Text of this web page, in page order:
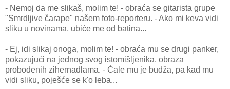
- Nemoj da me slikaš, molim te! - obraća se gitarista grupe
"Smrdljive čarape" našem foto-reporteru. - Ako mi keva vidi
sliku u novinama, ubiće me od batina...
- Ej, idi slikaj onoga, molim te! - obraća mu se drugi panker,
pokazujući na jednog svog istomišljenika, obraza
probodenih zihernadlama. - Ćale mu je budža, pa kad mu
vidi sliku, poješće se k'o leba...